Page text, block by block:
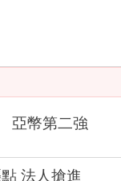
亞幣第二強
法人搶進